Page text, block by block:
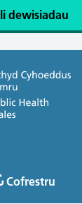
dewisiadau
language
Cofrestru